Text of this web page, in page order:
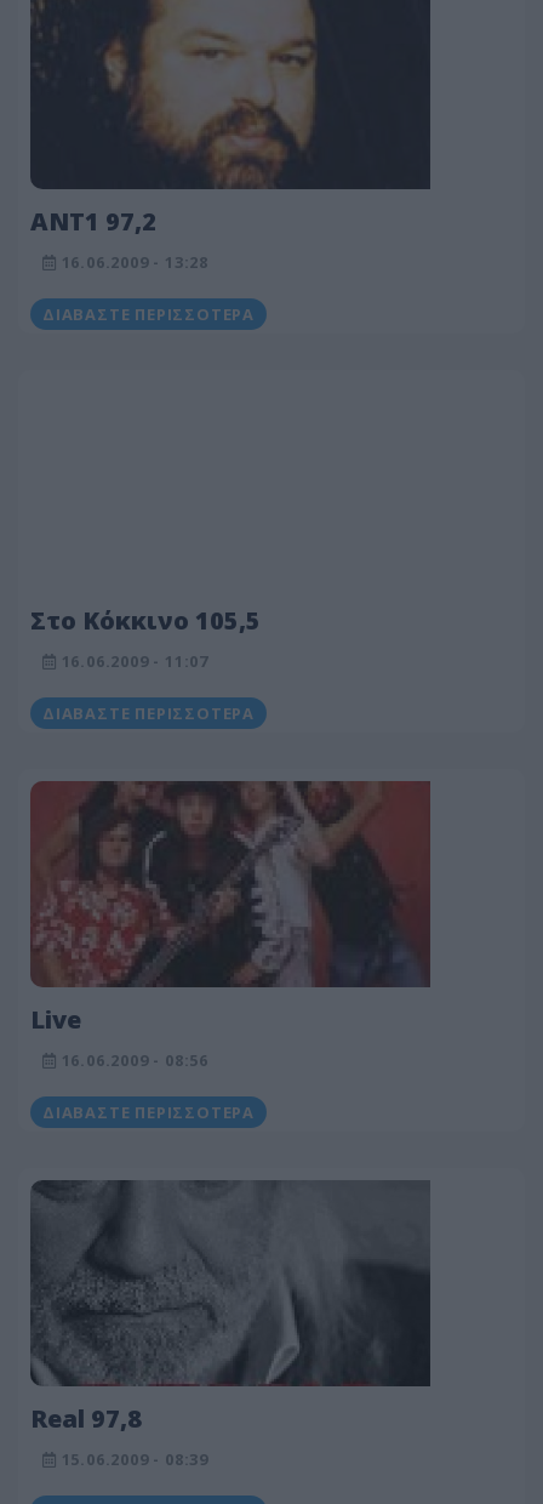
ANT1 97,2
16.06.2009 - 13:28
ΔΙΑΒΆΣΤΕ ΠΕΡΙΣΣΌΤΕΡΑ
Στο Κόκκινο 105,5
16.06.2009 - 11:07
ΔΙΑΒΆΣΤΕ ΠΕΡΙΣΣΌΤΕΡΑ
Live
16.06.2009 - 08:56
ΔΙΑΒΆΣΤΕ ΠΕΡΙΣΣΌΤΕΡΑ
Real 97,8
15.06.2009 - 08:39